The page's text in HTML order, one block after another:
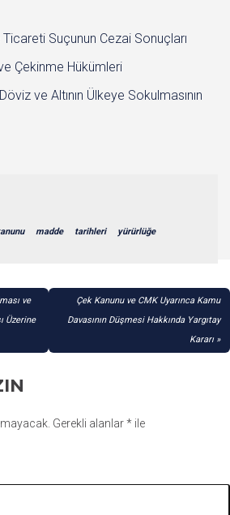
Suçunun Cezai Sonuçları
Çekinme Hükümleri
ve Altının Ülkeye Sokulmasının
madde tarihleri yürürlüğe
ve
Üzerine
Çek Kanunu ve CMK Uyarınca Kamu
Davasının Düşmesi Hakkında Yargıtay
Kararı
Gerekli alanlar* ile